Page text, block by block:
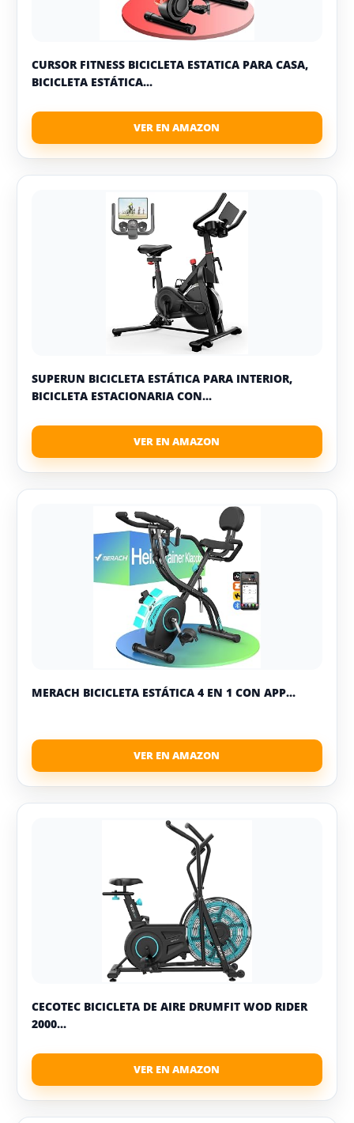
CURSOR FITNESS BICICLETA ESTATICA PARA CASA,
BICICLETA ESTÁTICA...
SUPERUN BICICLETA ESTÁTICA PARA INTERIOR,
BICICLETA ESTACIONARIA CON...
MERACH BICICLETA ESTÁTICA 4 EN 1 CON APP...
CECOTEC BICICLETA DE AIRE DRUMFIT WOD RIDER
2000...